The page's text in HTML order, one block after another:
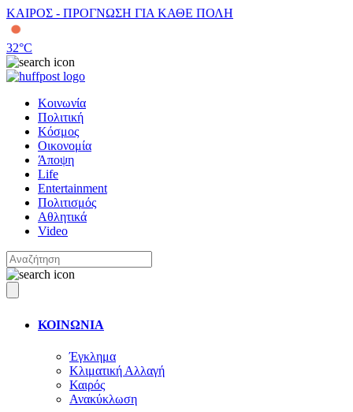
ΚΑΙΡΟΣ - ΠΡΟΓΝΩΣΗ ΓΙΑ ΚΑΘΕ ΠΟΛΗ
32°C
Κοινωνία
Πολιτική
Κόσμος
Οικονομία
Άποψη
Life
Entertainment
Πολιτισμός
Αθλητικά
Video
ΚΟΙΝΩΝΙΑ
Έγκλημα
Κλιματική Αλλαγή
Καιρός
Ανακύκλωση